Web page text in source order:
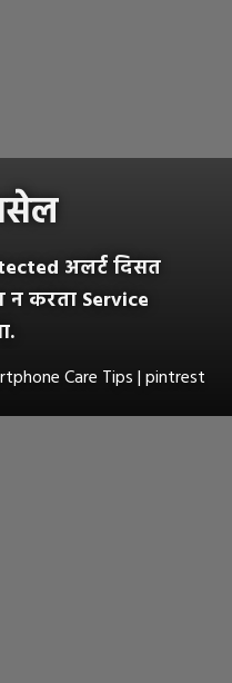
अलर्ट दिसत
करता Service
Care Tips | pintrest